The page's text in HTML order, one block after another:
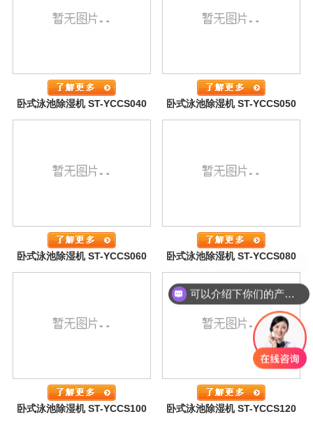
卧式泳池除湿机 ST-YCCS040 卧式泳池除湿机 ST-YCCS050
卧式泳池除湿机 ST-YCCS060 卧式泳池除湿机 ST-YCCS080
卧式泳池除湿机 ST-YCCS100 卧式泳池除湿机 ST-YCCS120
可以介绍下你们的产品么
现在有优惠活动吗